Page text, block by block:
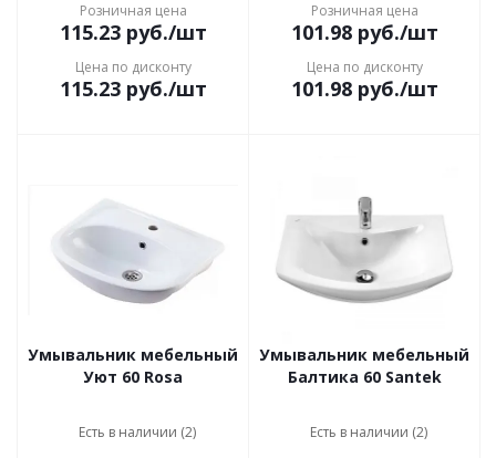
Розничная цена
115.23руб./шт
Цена по дисконту
115.23руб./шт
Розничная цена
101.98руб./шт
Цена по дисконту
101.98руб./шт
Умывальник мебельный
Уют 60 Rosa
Есть в наличии (2)
Умывальник мебельный
Балтика 60 Santek
Есть в наличии (2)